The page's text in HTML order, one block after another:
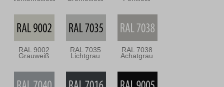
RAL 9002
Grauweiß
RAL 7035
Lichtgrau
RAL 7038
Achatgrau